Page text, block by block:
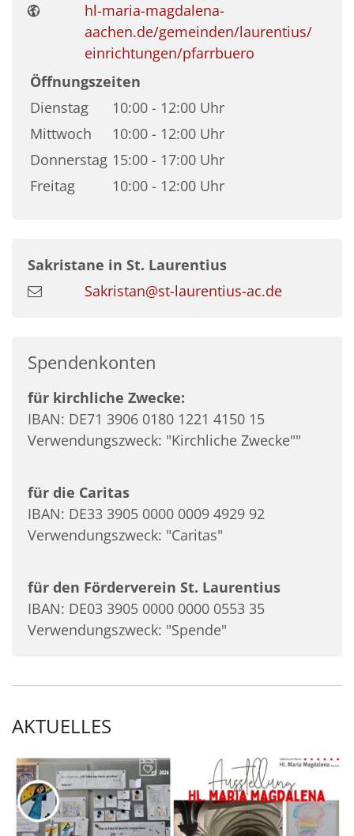
hl-maria-magdalena-
aachen.de/gemeinden/laurentius/
einrichtungen/pfarrbuero
Öffnungszeiten
Dienstag
10:00 - 12:00 Uhr
Mittwoch
10:00 - 12:00 Uhr
Donnerstag 15:00 - 17:00 Uhr
Freitag
10:00 - 12:00 Uhr
Sakristane in St. Laurentius
Sakristan@st-laurentius-ac.de
Spendenkonten
für kirchliche Zwecke:
IBAN: DE71 3906 0180 1221 4150 15
Verwendungszweck: "Kirchliche Zwecke""
für die Caritas
IBAN: DE33 3905 0000 0009 4929 92
Verwendungszweck: "Caritas"
für den Förderverein St. Laurentius
IBAN: DE03 3905 0000 0000 0553 35
Verwendungszweck: "Spende"
AKTUELLES